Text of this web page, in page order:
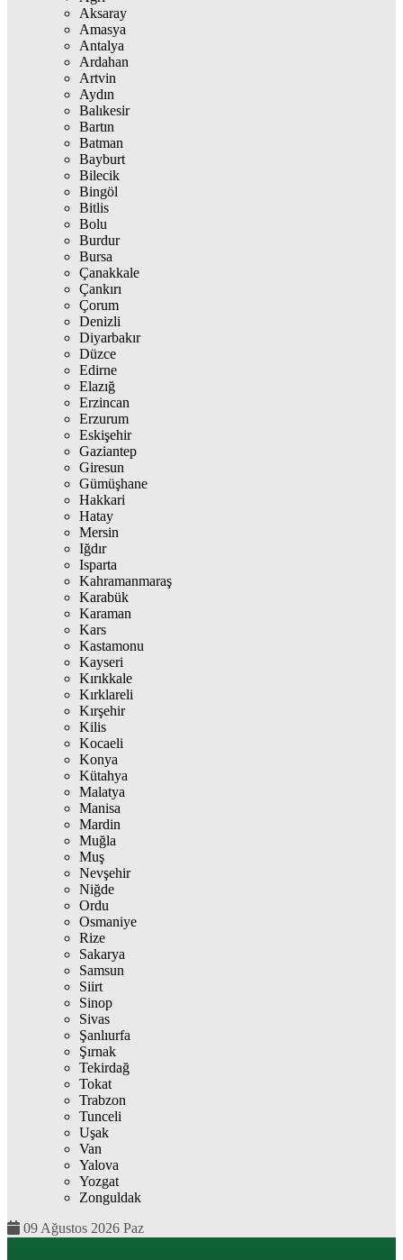
Aksaray
Amasya
Antalya
Ardahan
Artvin
Aydın
Balıkesir
Bartın
Batman
Bayburt
Bilecik
Bingöl
Bitlis
Bolu
Burdur
Bursa
Çanakkale
Çankırı
Çorum
Denizli
Diyarbakır
Düzce
Edirne
Elazığ
Erzincan
Erzurum
Eskişehir
Gaziantep
Giresun
Gümüşhane
Hakkari
Hatay
Mersin
Iğdır
Isparta
Kahramanmaraş
Karabük
Karaman
Kars
Kastamonu
Kayseri
Kırıkkale
Kırklareli
Kırşehir
Kilis
Kocaeli
Konya
Kütahya
Malatya
Manisa
Mardin
Muğla
Muş
Nevşehir
Niğde
Ordu
Osmaniye
Rize
Sakarya
Samsun
Siirt
Sinop
Sivas
Şanlıurfa
Şırnak
Tekirdağ
Tokat
Trabzon
Tunceli
Uşak
Van
Yalova
Yozgat
Zonguldak
09 Ağustos 2026 Paz